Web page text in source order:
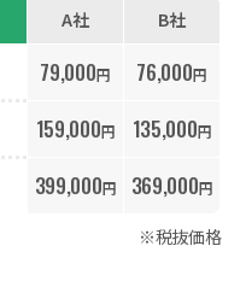
A社 B社
79,000円 76,000円
159,000円 135,000円
399,000円 369,000円
※税抜価格